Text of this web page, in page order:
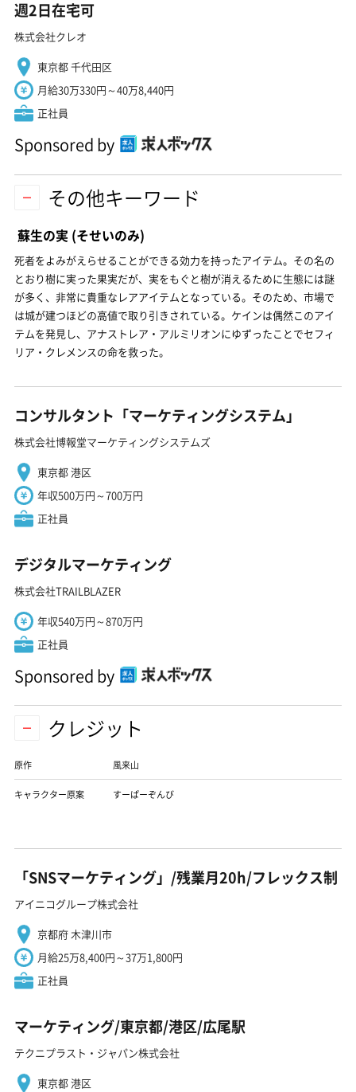
週2日在宅可
株式会社クレオ
東京都 千代田区
月給30万330円～40万8,440円
正社員
Sponsored by
その他キーワード
蘇生の実 (そせいのみ)
死者をよみがえらせることができる効力を持ったアイテム。その名の
とおり樹に実った果実だが、実をもぐと樹が消えるために生態には謎
が多く、非常に貴重なレアアイテムとなっている。そのため、市場で
は城が建つほどの高値で取り引きされている。ケインは偶然このアイ
テムを発見し、アナストレア・アルミリオンにゆずったことでセフィ
リア・クレメンスの命を救った。
コンサルタント「マーケティングシステム」
株式会社博報堂マーケティングシステムズ
東京都 港区
年収500万円～700万円
正社員
デジタルマーケティング
株式会社TRAILBLAZER
年収540万円～870万円
正社員
Sponsored by
クレジット
原作 風来山
キャラクター原案 すーぱーぞんび
「SNSマーケティング」/残業月20h/フレックス制
アイニコグループ株式会社
京都府 木津川市
月給25万8,400円～37万1,800円
正社員
マーケティング/東京都/港区/広尾駅
テクニプラスト・ジャパン株式会社
東京都 港区